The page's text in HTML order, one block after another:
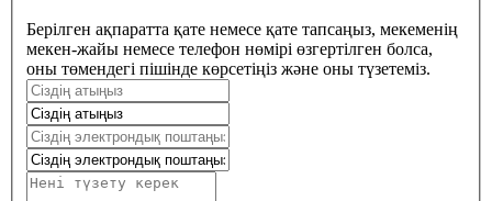
Берілген ақпаратта қате немесе қате тапсаңыз, мекеменің
мекен-жайы немесе телефон нөмірі өзгертілген болса,
оны төмендегі пішінде көрсетіңіз және оны түзетеміз.